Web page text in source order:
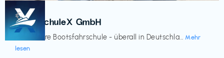
Kurse
BootsschuleX GmbH
Deine faire Bootsfahrschule - überall in Deutschla... Mehr
lesen
€‎